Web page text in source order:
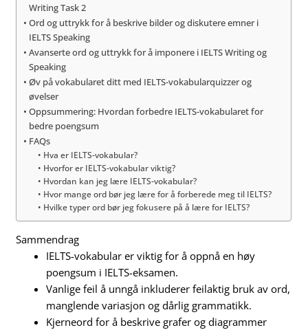
Writing Task 2
Ord og uttrykk for å beskrive bilder og diskutere emner i
IELTS Speaking
Avanserte ord og uttrykk for å imponere i IELTS Writing og
Speaking
Øv på vokabularet ditt med IELTS-vokabularquizzer og
øvelser
Oppsummering: Hvordan forbedre IELTS-vokabularet for
bedre poengsum
FAQs
Hva er IELTS-vokabular?
Hvorfor er IELTS-vokabular viktig?
Hvordan kan jeg lære IELTS-vokabular?
Hvor mange ord bør jeg lære for å forberede meg til IELTS?
Hvilke typer ord bør jeg fokusere på å lære for IELTS?
Sammendrag
IELTS-vokabular er viktig for å oppnå en høy
poengsum i IELTS-eksamen.
Vanlige feil å unngå inkluderer feilaktig bruk av ord,
manglende variasjon og dårlig grammatikk.
Kjerneord for å beskrive grafer og diagrammer